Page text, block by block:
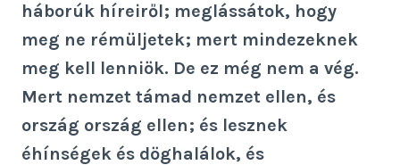
háborúk híreiről; meglássátok, hogy
meg ne rémüljetek; mert mindezeknek
meg kell lenniök. De ez még nem a vég.
Mert nemzet támad nemzet ellen, és
ország ország ellen; és lesznek
éhínségek és döghalálok, és